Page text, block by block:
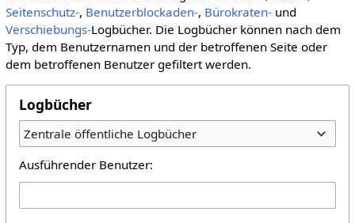
Seitenschutz-, Benutzerblockaden-, Bürokraten-und
Verschiebungs-Logbücher. Die Logbücher können nach dem
Typ, dem Benutzernamen und der betroffenen Seite oder
dem betroffenen Benutzer gefiltert werden.
Logbücher
Zentrale öffentliche Logbücher
Ausführender Benutzer: